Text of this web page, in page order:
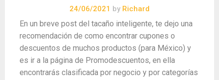
24/06/2021 by Richard
En un breve post del tacaño inteligente, te dejo una
recomendación de como encontrar cupones o
descuentos de muchos productos (para México) y
es ir a la página de Promodescuentos, en ella
encontrarás clasificada por negocio y por categorías